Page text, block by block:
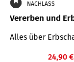
NACHLASS
Vererben und
Alles über
24,90 €